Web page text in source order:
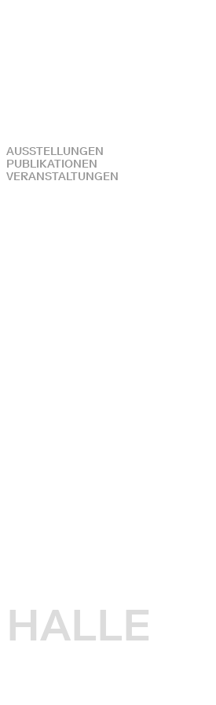
HALLE
AUSSTELLUNGEN
PUBLIKATIONEN
VERANSTALTUNGEN